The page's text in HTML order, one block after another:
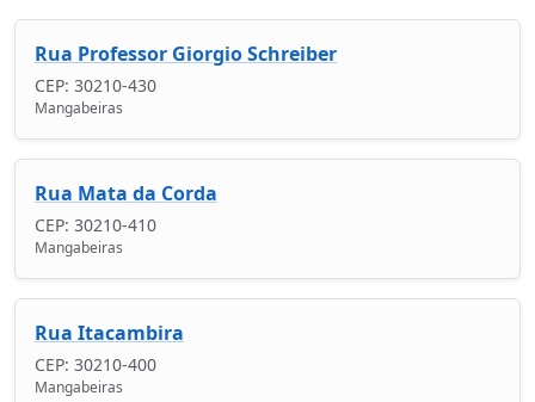
Rua Professor Giorgio Schreiber
CEP: 30210-430
Mangabeiras
Rua Mata da Corda
CEP: 30210-410
Mangabeiras
Rua Itacambira
CEP: 30210-400
Mangabeiras